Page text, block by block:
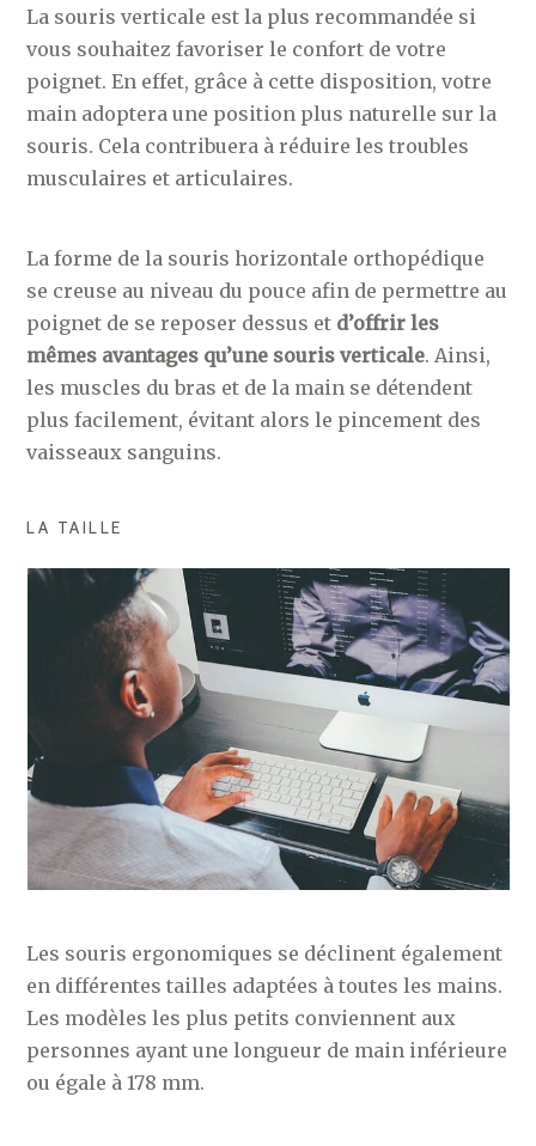
La souris verticale est la plus recommandée si
vous souhaitez favoriser le confort de votre
poignet. En effet, grâce à cette disposition, votre
main adoptera une position plus naturelle sur la
souris. Cela contribuera à réduire les troubles
musculaires et articulaires.
La forme de la souris horizontale orthopédique
se creuse au niveau du pouce afin de permettre au
poignet de se reposer dessus et d’offrir les
mêmes avantages qu’une souris verticale. Ainsi,
les muscles du bras et de la main se détendent
plus facilement, évitant alors le pincement des
vaisseaux sanguins.
LA TAILLE
Les souris ergonomiques se déclinent également
en différentes tailles adaptées à toutes les mains.
Les modèles les plus petits conviennent aux
personnes ayant une longueur de main inférieure
ou égale à 178 mm.